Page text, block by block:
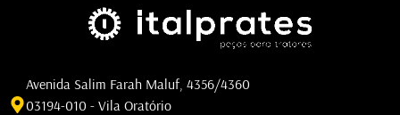
Avenida Salim Farah Maluf, 4356/4360
03194-010 - Vila Oratório